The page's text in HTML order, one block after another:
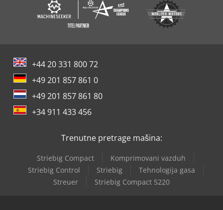
+44 20 331 800 72
+49 201 857 861 0
+49 201 857 861 80
+34 911 433 456
Trenutne pretrage mašina:
Striebig Compact
Komprimovani vazduh
Striebig Control
Striebig
Tehnologija gasa
Streuer
Striebig Compact 5220